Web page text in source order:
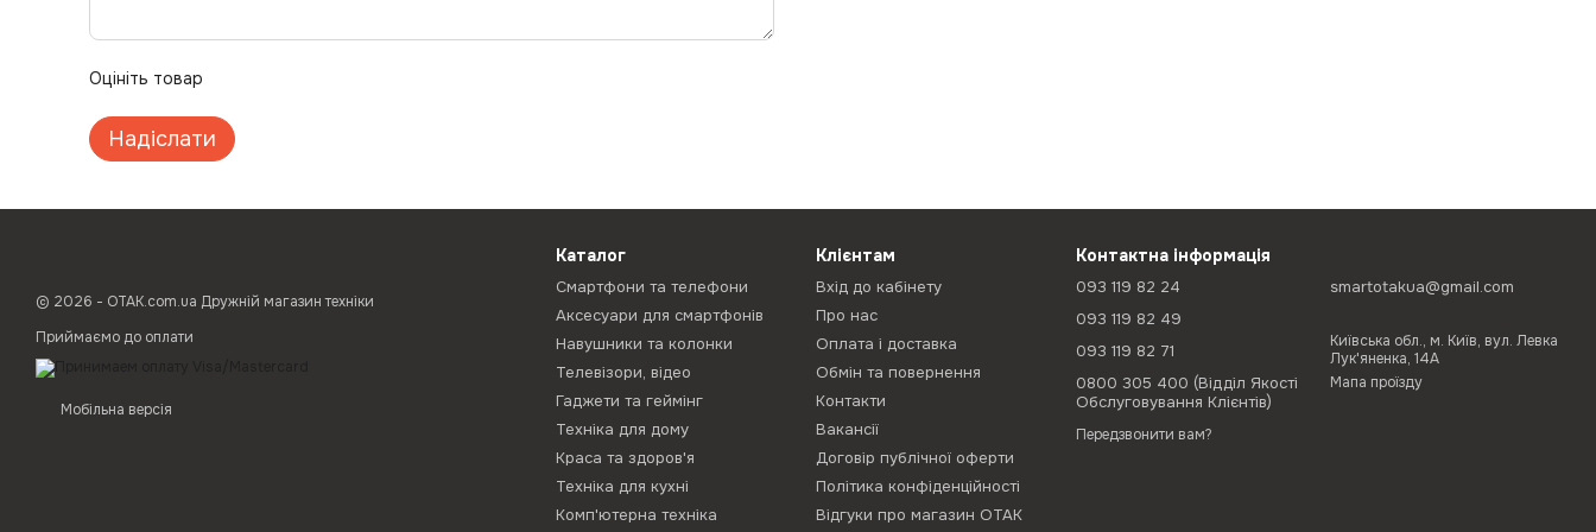
Оцініть товар
Надіслати
© 2026 - ОТАК.com.ua Дружній магазин техніки
Приймаємо до оплати
Мобільна версія
Каталог
Смартфони та телефони
Аксесуари для смартфонів
Навушники та колонки
Телевізори, відео
Гаджети та геймінг
Техніка для дому
Краса та здоров'я
Техніка для кухні
Комп'ютерна техніка
Клієнтам
Вхід до кабінету
Про нас
Оплата і доставка
Обмін та повернення
Контакти
Вакансії
Договір публічної оферти
Політика конфіденційності
Відгуки про магазин ОТАК
Контактна інформація
093 119 82 24
093 119 82 49
093 119 82 71
0800 305 400 (Відділ Якості
Обслуговування Клієнтів)
Передзвонити вам?
smartotakua@gmail.com
Київська обл., м. Київ, вул. Левка
Лук'яненка, 14А
Мапа проїзду